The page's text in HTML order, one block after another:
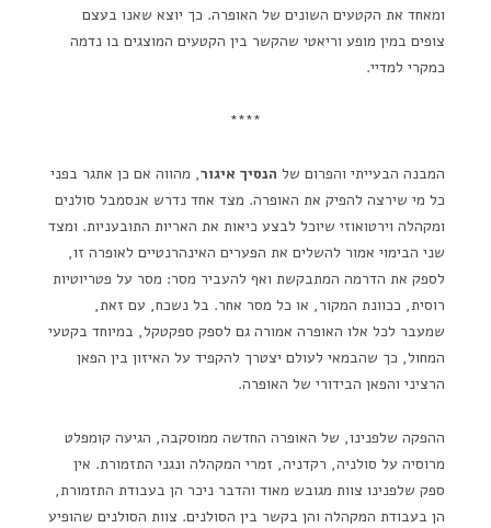
ומאחד את הקטעים השונים של האופרה. כך יוצא שאנו בעצם
צופים במין מופע וריאטי שהקשר בין הקטעים המוצגים בו נדמה
כמקרי למדיי.
****
המבנה הבעייתי והפרום של הנסיך איגור, מהווה אם כן אתגר בפני
כל מי שירצה להפיק את האופרה. מצד אחד נדרש אנסמבל סולנים
ומקהלה וירטואוזי שיוכל לבצע כיאות את האריות התובעניות. ומצד
שני הבימוי אמור להשלים את הפערים האינהרנטיים לאופרה זו,
לספק את הדרמה המתבקשת ואף להעביר מסר: מסר על פטריוטיות
רוסית, ככוונת המקור, או כל מסר אחר. בל נשכח, עם זאת,
שמעבר לכל אלו האופרה אמורה גם לספק ספקטקל, במיוחד בקטעי
המחול, כך שהבמאי לעולם יצטרך להקפיד על האיזון בין הפאן
הרציני והפאן הבידורי של האופרה.
ההפקה שלפנינו, של האופרה החדשה ממוסקבה, הגיעה קומפלט
מרוסיה על סולניה, רקדניה, זמרי המקהלה ונגני התזמורת. אין
ספק שלפנינו צוות מגובש מאוד והדבר ניכר הן בעבודת התזמורת,
הן בעבודת המקהלה והן בקשר בין הסולנים. צוות הסולנים שהופיע